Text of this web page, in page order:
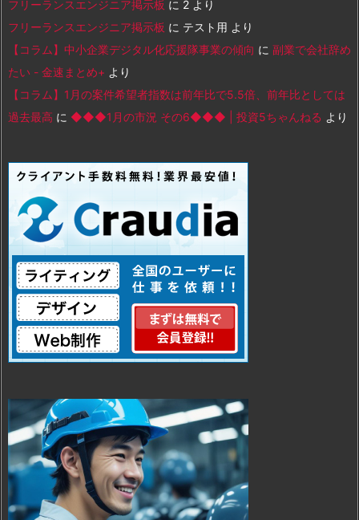
フリーランスエンジニア掲示板 に 2 より
フリーランスエンジニア掲示板 に テスト用 より
【コラム】中小企業デジタル化応援隊事業の傾向 に 副業で会社辞め
たい - 金速まとめ+ より
【コラム】1月の案件希望者指数は前年比で5.5倍、前年比としては
過去最高 に ◆◆◆1月の市況 その6◆◆◆ | 投資5ちゃんねる より